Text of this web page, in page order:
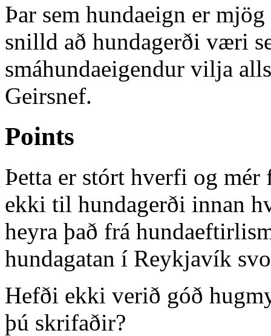
Þar sem hundaeign er
snilld að hundagerði væri
smáhundaeigendur vilja
Geirsnef.
Points
Þetta er stórt hverfi og
ekki til hundagerði innan
heyra það frá
hundagatan í Reykjavík
Hefði ekki verið góð
þú skrifaðir?